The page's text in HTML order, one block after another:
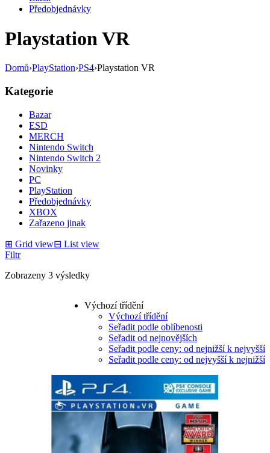
Předobjednávky
Playstation VR
Domů›PlayStation›PS4›Playstation VR
Kategorie
Bazar
ESD
MERCH
Nintendo Switch
Nintendo Switch 2
Novinky
PC
PlayStation
Předobjednávky
XBOX
Zařazeno jinak
⊞ Grid view⊟ List view
Filtr
Zobrazeny 3 výsledky
Výchozí třídění
Výchozí třídění
Seřadit podle oblíbenosti
Seřadit od nejnovějších
Seřadit podle ceny: od nejnižší k nejvyšší
Seřadit podle ceny: od nejvyšší k nejnižší